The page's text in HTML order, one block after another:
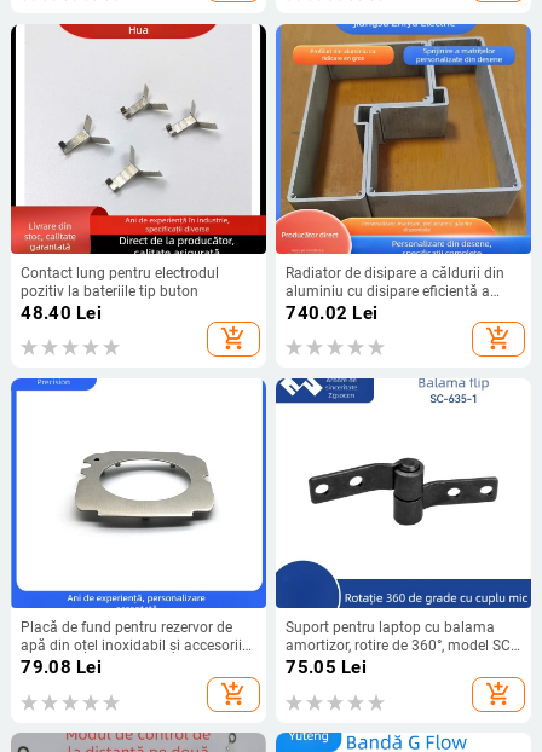
Contact lung pentru electrodul
pozitiv la bateriile tip buton
48.40 Lei
add_shopping_cart
Radiator de disipare a căldurii din
aluminiu cu disipare eficientă a
căldurii (Model: heat sink; Material:
Aluminiu; Brand: Zhouyu Electrical
Appliances)
740.02 Lei
add_shopping_cart
Placă de fund pentru rezervor de
apă din oțel inoxidabil și accesorii
hardware, ștanțare și formare
79.08 Lei
add_shopping_cart
Suport pentru laptop cu balama
amortizor, rotire de 360°, model SC-
635-1
75.05 Lei
add_shopping_cart